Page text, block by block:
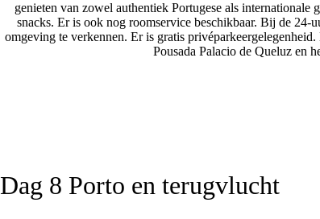
genieten van zowel authentiek Portugese als internationale
snacks. Er is ook nog roomservice beschikbaar. Bij de 24-
omgeving te verkennen. Er is gratis
Pousada Palacio de Queluz en
Dag 8 Porto en terugvlucht